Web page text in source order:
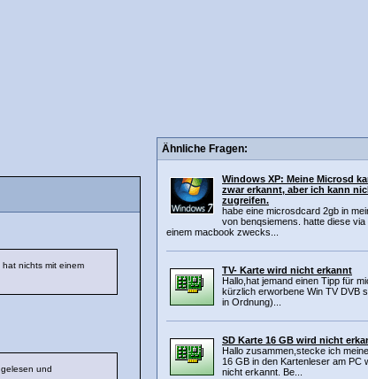
nichts mit einem
und
Ähnliche Fragen:
Windows XP: Meine Microsd
zwar erkannt, aber ich kann
zugreifen.
habe eine microsdcard 2gb in
von benqsiemens. hatte diese via
einem macbook zwecks...
TV- Karte wird nicht erkannt
Hallo,hat jemand einen Tipp für
kürzlich erworbene Win TV DVB
in Ordnung)...
SD Karte 16 GB wird nicht
Hallo zusammen,stecke ich
16 GB in den Kartenleser am PC
nicht erkannt. Be...